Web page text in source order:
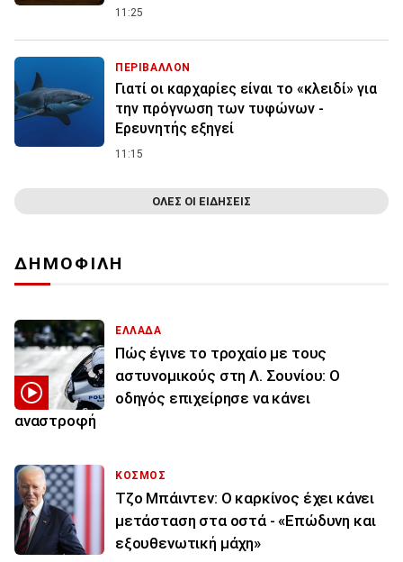
11:25
ΠΕΡΙΒΑΛΛΟΝ
Γιατί οι καρχαρίες είναι το «κλειδί» για
την πρόγνωση των τυφώνων -
Ερευνητής εξηγεί
11:15
ΟΛΕΣ ΟΙ ΕΙΔΗΣΕΙΣ
ΔΗΜΟΦΙΛΗ
ΕΛΛΑΔΑ
Πώς έγινε το τροχαίο με τους
αστυνομικούς στη Λ. Σουνίου: Ο
οδηγός επιχείρησε να κάνει
αναστροφή
ΚΟΣΜΟΣ
Τζο Μπάιντεν: Ο καρκίνος έχει κάνει
μετάσταση στα οστά - «Επώδυνη και
εξουθενωτική μάχη»